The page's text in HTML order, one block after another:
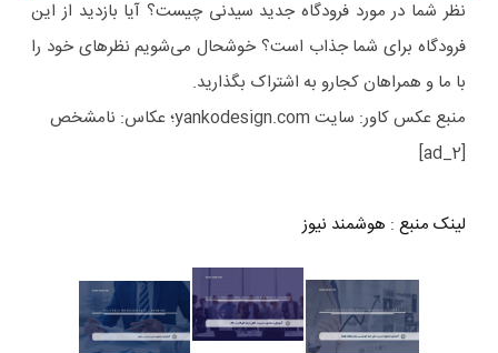
نظر شما در مورد فرودگاه جدید سیدنی چیست؟ آیا بازدید از این
فرودگاه برای شما جذاب است؟ خوشحال می‌شویم نظرهای خود را
با ما و همراهان کجارو به اشتراک بگذارید.
منبع عکس کاور: سایت yankodesign.com؛ عکاس: نامشخص
[ad_2]
لینک منبع : هوشمند نیوز